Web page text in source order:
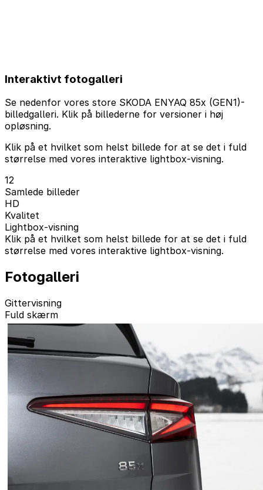
Interaktivt fotogalleri
Se nedenfor vores store SKODA ENYAQ 85x (GEN1)-
billedgalleri. Klik på billederne for versioner i høj
opløsning.
Klik på et hvilket som helst billede for at se det i fuld
størrelse med vores interaktive lightbox-visning.
12
Samlede billeder
HD
Kvalitet
Lightbox-visning
Klik på et hvilket som helst billede for at se det i fuld
størrelse med vores interaktive lightbox-visning.
Fotogalleri
Gittervisning
Fuld skærm